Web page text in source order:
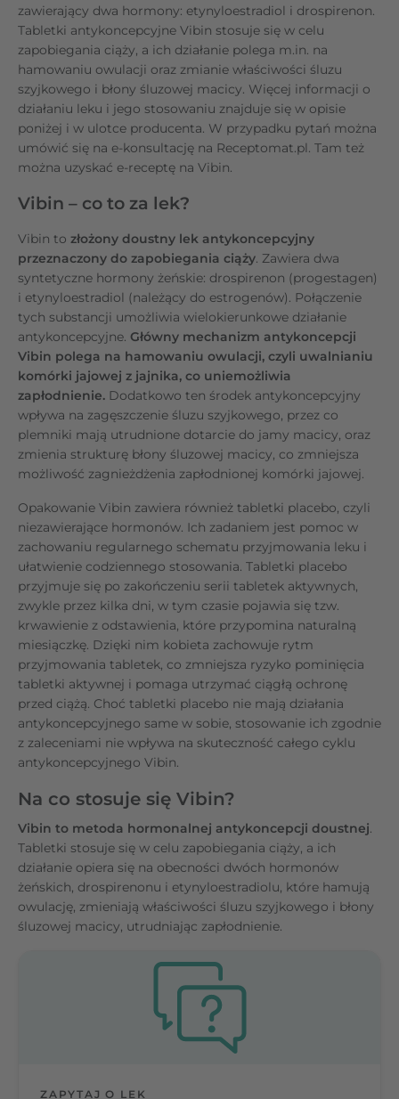
zawierający dwa hormony: etynyloestradiol i drospirenon.
Tabletki antykoncepcyjne Vibin stosuje się w celu
zapobiegania ciąży, a ich działanie polega m.in. na
hamowaniu owulacji oraz zmianie właściwości śluzu
szyjkowego i błony śluzowej macicy. Więcej informacji o
działaniu leku i jego stosowaniu znajduje się w opisie
poniżej i w ulotce producenta. W przypadku pytań można
umówić się na e-konsultację na Receptomat.pl. Tam też
można uzyskać e-receptę na Vibin.
Vibin – co to za lek?
Vibin to złożony doustny lek antykoncepcyjny
przeznaczony do zapobiegania ciąży. Zawiera dwa
syntetyczne hormony żeńskie: drospirenon (progestagen)
i etynyloestradiol (należący do estrogenów). Połączenie
tych substancji umożliwia wielokierunkowe działanie
antykoncepcyjne. Główny mechanizm antykoncepcji
Vibin polega na hamowaniu owulacji, czyli uwalnianiu
komórki jajowej z jajnika, co uniemożliwia
zapłodnienie. Dodatkowo ten środek antykoncepcyjny
wpływa na zagęszczenie śluzu szyjkowego, przez co
plemniki mają utrudnione dotarcie do jamy macicy, oraz
zmienia strukturę błony śluzowej macicy, co zmniejsza
możliwość zagnieżdżenia zapłodnionej komórki jajowej.
Opakowanie Vibin zawiera również tabletki placebo, czyli
niezawierające hormonów. Ich zadaniem jest pomoc w
zachowaniu regularnego schematu przyjmowania leku i
ułatwienie codziennego stosowania. Tabletki placebo
przyjmuje się po zakończeniu serii tabletek aktywnych,
zwykle przez kilka dni, w tym czasie pojawia się tzw.
krwawienie z odstawienia, które przypomina naturalną
miesiączkę. Dzięki nim kobieta zachowuje rytm
przyjmowania tabletek, co zmniejsza ryzyko pominięcia
tabletki aktywnej i pomaga utrzymać ciągłą ochronę
przed ciążą. Choć tabletki placebo nie mają działania
antykoncepcyjnego same w sobie, stosowanie ich zgodnie
z zaleceniami nie wpływa na skuteczność całego cyklu
antykoncepcyjnego Vibin.
Na co stosuje się Vibin?
Vibin to metoda hormonalnej antykoncepcji doustnej.
Tabletki stosuje się w celu zapobiegania ciąży, a ich
działanie opiera się na obecności dwóch hormonów
żeńskich, drospirenonu i etynyloestradiolu, które hamują
owulację, zmieniają właściwości śluzu szyjkowego i błony
śluzowej macicy, utrudniając zapłodnienie.
ZAPYTAJ O LEK